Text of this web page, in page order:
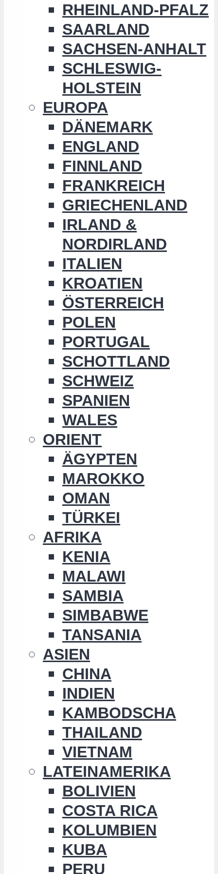
RHEINLAND-PFALZ
SAARLAND
SACHSEN-ANHALT
SCHLESWIG-
HOLSTEIN
EUROPA
DÄNEMARK
ENGLAND
FINNLAND
FRANKREICH
GRIECHENLAND
IRLAND &
NORDIRLAND
ITALIEN
KROATIEN
ÖSTERREICH
POLEN
PORTUGAL
SCHOTTLAND
SCHWEIZ
SPANIEN
WALES
ORIENT
ÄGYPTEN
MAROKKO
OMAN
TÜRKEI
AFRIKA
KENIA
MALAWI
SAMBIA
SIMBABWE
TANSANIA
ASIEN
CHINA
INDIEN
KAMBODSCHA
THAILAND
VIETNAM
LATEINAMERIKA
BOLIVIEN
COSTA RICA
KOLUMBIEN
KUBA
PERU